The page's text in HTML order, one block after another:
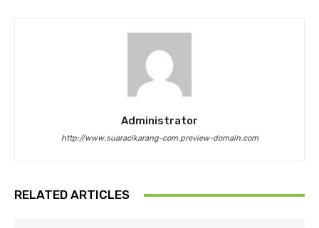
Administrator
http://www.suaracikarang-com.preview-domain.com
RELATED ARTICLES